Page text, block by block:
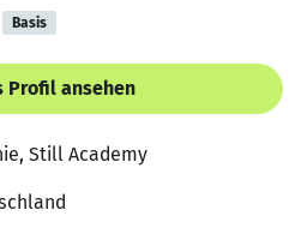
Basis
Profil ansehen
Still Academy